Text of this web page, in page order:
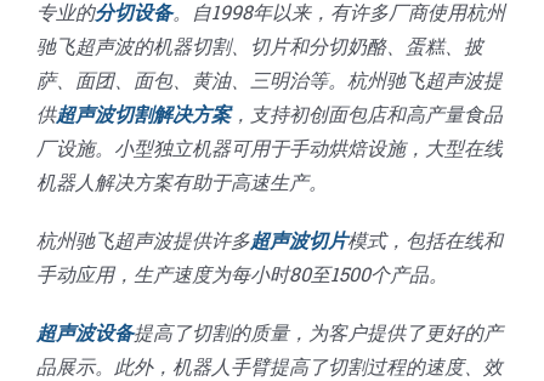
专业的分切设备。自1998年以来，有许多厂商使用杭州
驰飞超声波的机器切割、切片和分切奶酪、蛋糕、披
萨、面团、面包、黄油、三明治等。杭州驰飞超声波提
供超声波切割解决方案，支持初创面包店和高产量食品
厂设施。小型独立机器可用于手动烘焙设施，大型在线
机器人解决方案有助于高速生产。
杭州驰飞超声波提供许多超声波切片模式，包括在线和
手动应用，生产速度为每小时80至1500个产品。
超声波设备提高了切割的质量，为客户提供了更好的产
品展示。此外，机器人手臂提高了切割过程的速度、效